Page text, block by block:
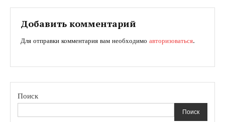
записям
Добавить комментарий
Для отправки комментария вам необходимо авторизоваться.
Поиск
Поиск